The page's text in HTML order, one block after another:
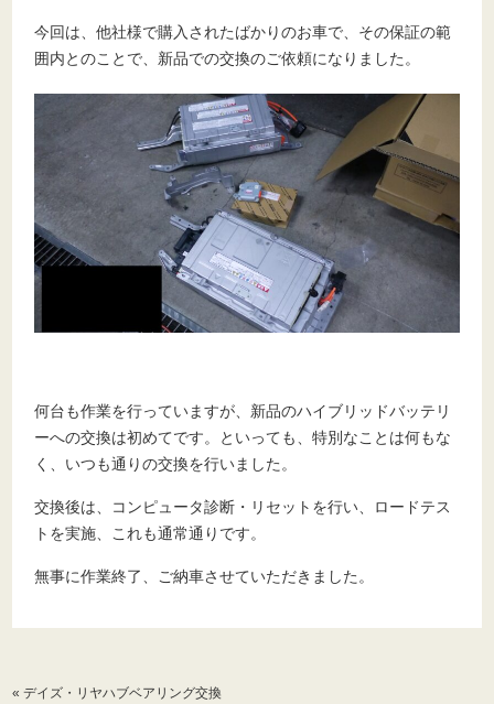
今回は、他社様で購入されたばかりのお車で、その保証の範
囲内とのことで、新品での交換のご依頼になりました。
何台も作業を行っていますが、新品のハイブリッドバッテリ
ーへの交換は初めてです。といっても、特別なことは何もな
く、いつも通りの交換を行いました。
交換後は、コンピュータ診断・リセットを行い、ロードテス
トを実施、これも通常通りです。
無事に作業終了、ご納車させていただきました。
«デイズ・リヤハブベアリング交換